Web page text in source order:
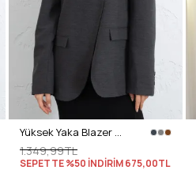
Yüksek Yaka Blazer Ceket 269013 - ANTRASİT
1.349,99TL
SEPETTE %50 İNDİRİM675,00TL